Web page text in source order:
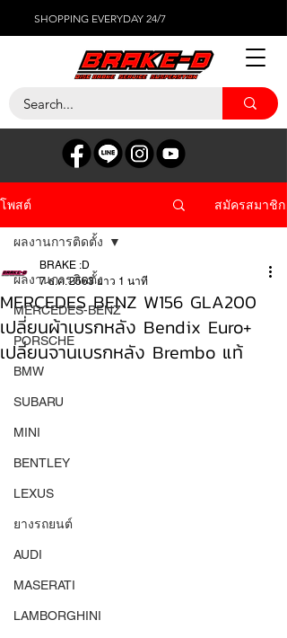
SHOPPING EVERYDAY 24/7
โพสต์ สมัครสมาชิก
ผลงานการติดตั้ง
MERCEDES-BENZ
PORSCHE
BMW
SUBARU
MINI
BENTLEY
LEXUS
ยางรถยนต์
AUDI
MASERATI
LAMBORGHINI
ผลงานการติดตั้ง
MERCEDES BENZ W156 GLA200
เปลี่ยนผ้าเบรกหลัง Bendix Euro+
เปลี่ยนจานเบรกหลัง Brembo แท้
BRAKE :D
7 ธ.ค. 2563 ยาว 1 นาที